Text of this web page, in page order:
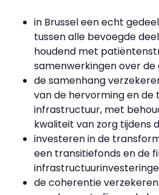
in Brussel een echt
tussen alle bevoegde
houdend met
samenwerkingen over
de samenhang
van de hervorming en
infrastructuur, met
kwaliteit van zorg tijdens
investeren in de
een transitiefonds en de
de coherentie